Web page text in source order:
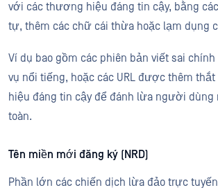
với các thương hiệu đáng tin cậy, bằng
tự, thêm các chữ cái thừa hoặc lạm dụng
Ví dụ bao gồm các phiên bản viết sai
vụ nổi tiếng, hoặc các URL được thêm
hiệu đáng tin cậy để đánh lừa người dùng
toàn.
Tên miền mới đăng ký (NRD)
Phần lớn các chiến dịch lừa đảo trực